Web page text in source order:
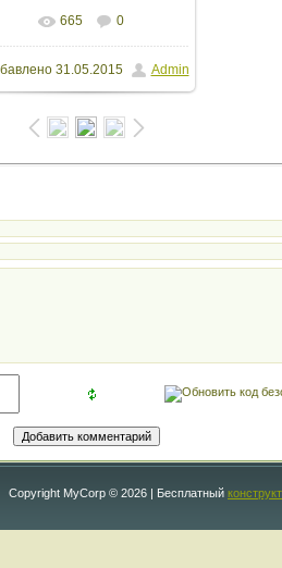
В реальном размере
1600x1066/ 86.7Kb
665 0
31.05.2015 Admin
Copyright MyCorp © 2026 | Бесплатный